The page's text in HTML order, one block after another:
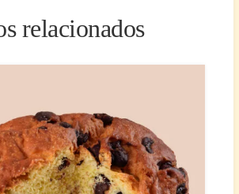
relacionados